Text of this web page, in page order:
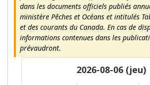
dans les documents officiels publiés
ministère Pêches et Océans et intitulés
et des courants du Canada. En cas de
informations contenues dans les
prévaudront.
2026-08-06 (jeu)